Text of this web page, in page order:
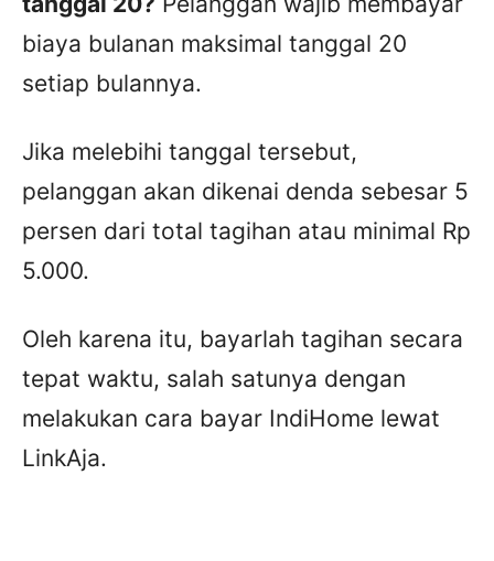
biaya bulanan maksimal tanggal 20
setiap bulannya.
Jika melebihi tanggal tersebut,
pelanggan akan dikenai denda sebesar 5
persen dari total tagihan atau minimal Rp
5.000.
Oleh karena itu, bayarlah tagihan secara
tepat waktu, salah satunya dengan
melakukan cara bayar IndiHome lewat
LinkAja.